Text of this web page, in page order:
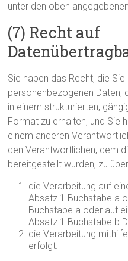
unter den oben
(7) Recht auf
Sie haben das Recht, die
personenbezogenen Daten,
in einem strukturierten,
Format zu erhalten, und Sie
einem anderen
den Verantwortlichen, dem
bereitgestellt wurden, zu
die Verarbeitung auf
Absatz 1 Buchstabe a
Buchstabe a oder auf
Absatz 1 Buchstabe b
die Verarbeitung
erfolgt.